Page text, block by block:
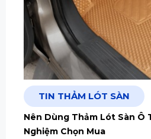
TIN THẢM LÓT SÀN
Nên Dùng Thảm Lót Sàn Ô
Nghiệm Chọn Mua